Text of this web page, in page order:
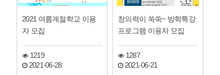
2021 여름계절학교 이용
자 모집
1219
2021-06-28
창의력이 쑥쑥~ 방학특강
프로그램 이용자 모집
1287
2021-06-21